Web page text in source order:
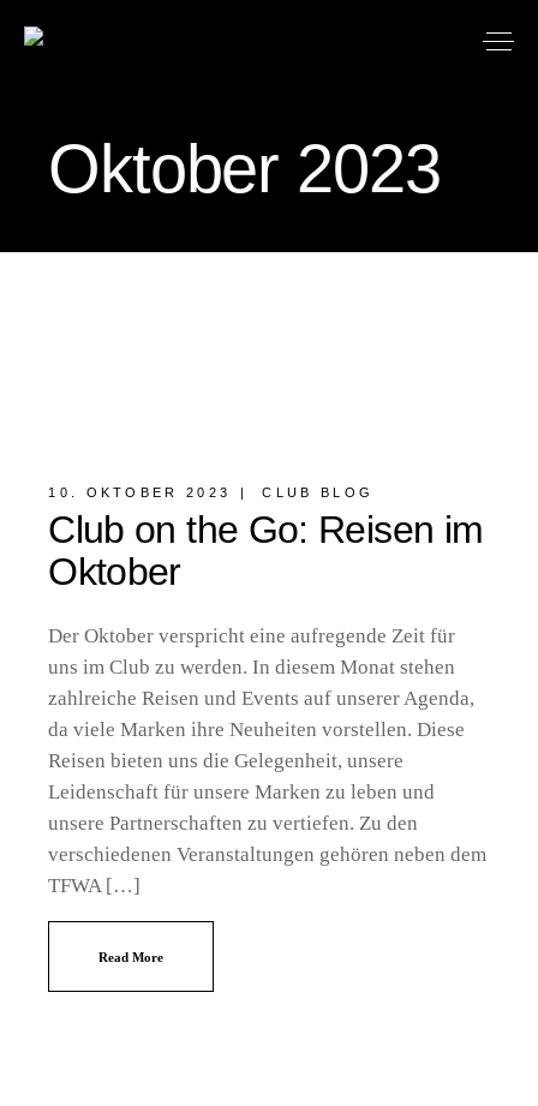
Oktober 2023
10. OKTOBER 2023 CLUB BLOG
Club on the Go: Reisen im
Oktober
Der Oktober verspricht eine aufregende Zeit für
uns im Club zu werden. In diesem Monat stehen
zahlreiche Reisen und Events auf unserer Agenda,
da viele Marken ihre Neuheiten vorstellen. Diese
Reisen bieten uns die Gelegenheit, unsere
Leidenschaft für unsere Marken zu leben und
unsere Partnerschaften zu vertiefen. Zu den
verschiedenen Veranstaltungen gehören neben dem
TFWA […]
Read More